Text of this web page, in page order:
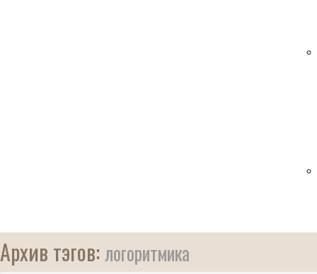
Архив тэгов:логоритмика